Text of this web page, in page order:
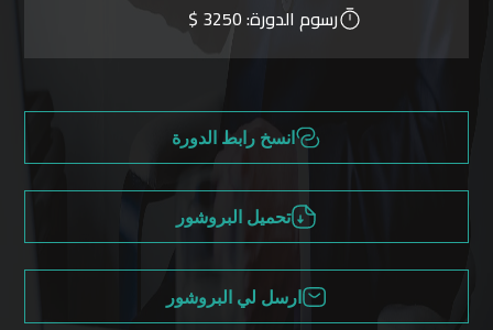
رسوم الدورة:3250 $
انسخ رابط الدورة
تحميل البروشور
ارسل لي البروشور